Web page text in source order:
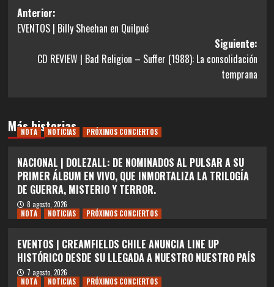
Navegación
de
entradas
Anterior:
EVENTOS | Billy Sheehan en Quilpué
Siguiente:
CD REVIEW | Bad Religion – Suffer (1988): La consolidación
temprana
Más historias
NOTA NOTICIAS PRÓXIMOS CONCIERTOS
NACIONAL | DOLEZALL: DE NOMINADOS AL PULSAR A SU
PRIMER ÁLBUM EN VIVO, QUE INMORTALIZA LA TRILOGÍA
DE GUERRA, MISTERIO Y TERROR.
8 agosto, 2026
NOTA
NOTICIAS PRÓXIMOS CONCIERTOS
EVENTOS | CREAMFIELDS CHILE ANUNCIA LINE UP
HISTÓRICO DESDE SU LLEGADA A NUESTRO NUESTRO PAÍS
7 agosto, 2026
NOTA
NOTICIAS PRÓXIMOS CONCIERTOS